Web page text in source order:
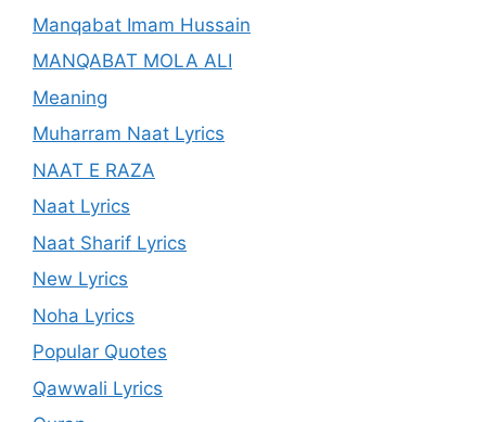
Manqabat Imam Hussain
MANQABAT MOLA ALI
Meaning
Muharram Naat Lyrics
NAAT E RAZA
Naat Lyrics
Naat Sharif Lyrics
New Lyrics
Noha Lyrics
Popular Quotes
Qawwali Lyrics